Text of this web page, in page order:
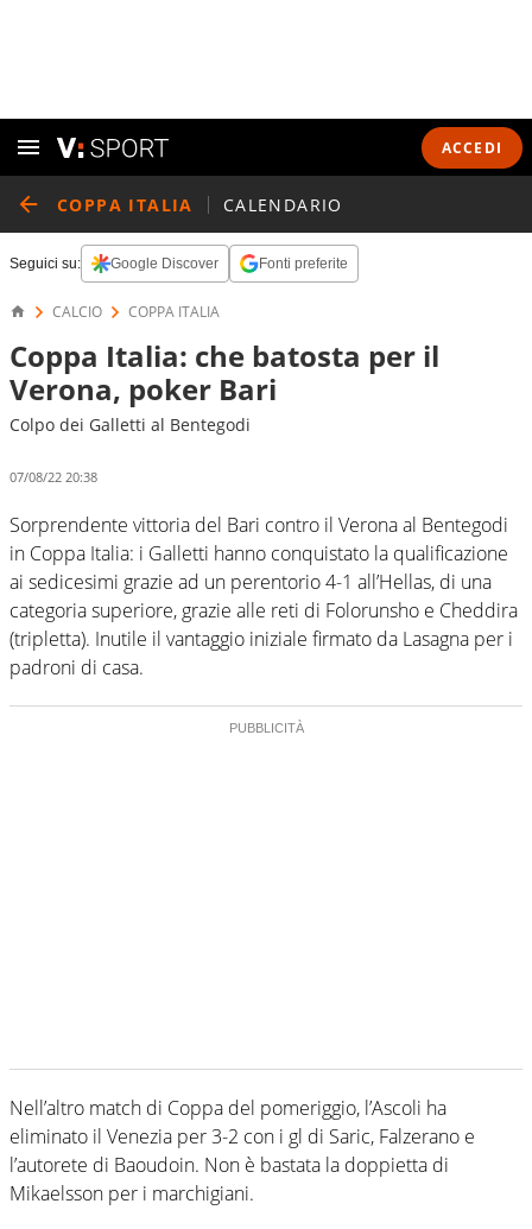
ACCEDI
COPPA ITALIA CALENDARIO
Seguici su: Google Discover Fonti preferite
CALCIO COPPA ITALIA
Coppa Italia: che batosta per il
Verona, poker Bari
Colpo dei Galletti al Bentegodi
07/08/22 20:38
Sorprendente vittoria del Bari contro il Verona al Bentegodi
in Coppa Italia: i Galletti hanno conquistato la qualificazione
ai sedicesimi grazie ad un perentorio 4-1 all’Hellas, di una
categoria superiore, grazie alle reti di Folorunsho e Cheddira
(tripletta). Inutile il vantaggio iniziale firmato da Lasagna per i
padroni di casa.
Nell’altro match di Coppa del pomeriggio, l’Ascoli ha
eliminato il Venezia per 3-2 con i gl di Saric, Falzerano e
l’autorete di Baoudoin. Non è bastata la doppietta di
Mikaelsson per i marchigiani.